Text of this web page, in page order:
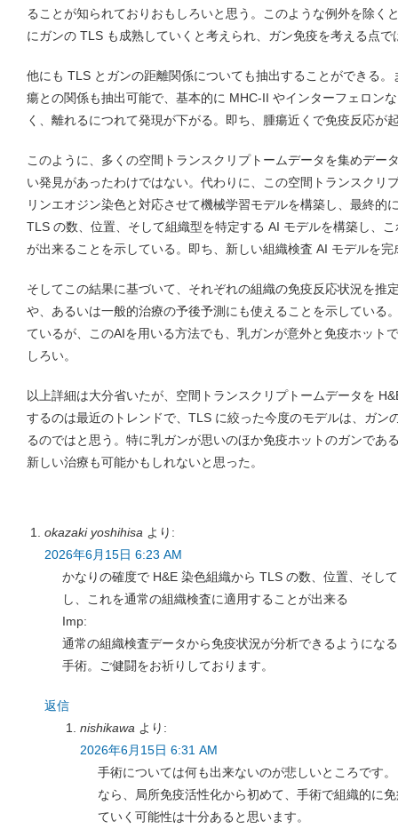
ることが知られておりおもしろいと思う。このような例外を除く
にガンの TLS も成熟していくと考えられ、ガン免疫を考える点で
他にも TLS とガンの距離関係についても抽出することができる
瘍との関係も抽出可能で、基本的に MHC-II やインターフェロン
く、離れるにつれて発現が下がる。即ち、腫瘍近くで免疫反応が
このように、多くの空間トランスクリプトームデータを集めデー
い発見があったわけではない。代わりに、この空間トランスクリ
リンエオジン染色と対応させて機械学習モデルを構築し、最終的
TLS の数、位置、そして組織型を特定する AI モデルを構築し、
が出来ることを示している。即ち、新しい組織検査 AI モデルを完
そしてこの結果に基づいて、それぞれの組織の免疫反応状況を推
や、あるいは一般的治療の予後予測にも使えることを示している
ているが、このAIを用いる方法でも、乳ガンが意外と免疫ホット
しろい。
以上詳細は大分省いたが、空間トランスクリプトームデータを
するのは最近のトレンドで、TLS に絞った今度のモデルは、ガン
るのではと思う。特に乳ガンが思いのほか免疫ホットのガンであ
新しい治療も可能かもしれないと思った。
okazaki yoshihisa より:
2026年6月15日 6:23 AM
かなりの確度で H&E 染色組織から TLS の数、位置、そし
し、これを通常の組織検査に適用することが出来る
Imp:
通常の組織検査データから免疫状況が分析できるようにな
手術。ご健闘をお祈りしております。
返信
nishikawa より:
2026年6月15日 6:31 AM
手術については何も出来ないのが悲しいところです
なら、局所免疫活性化から初めて、手術で組織的に
ていく可能性は十分あると思います。